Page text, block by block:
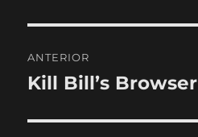
de
ANTERIOR
Entrada
Kill Bill’s Browser